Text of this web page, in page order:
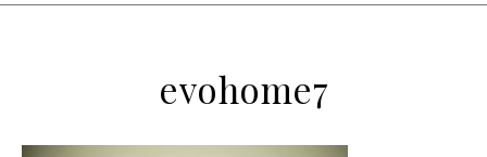
evohome7